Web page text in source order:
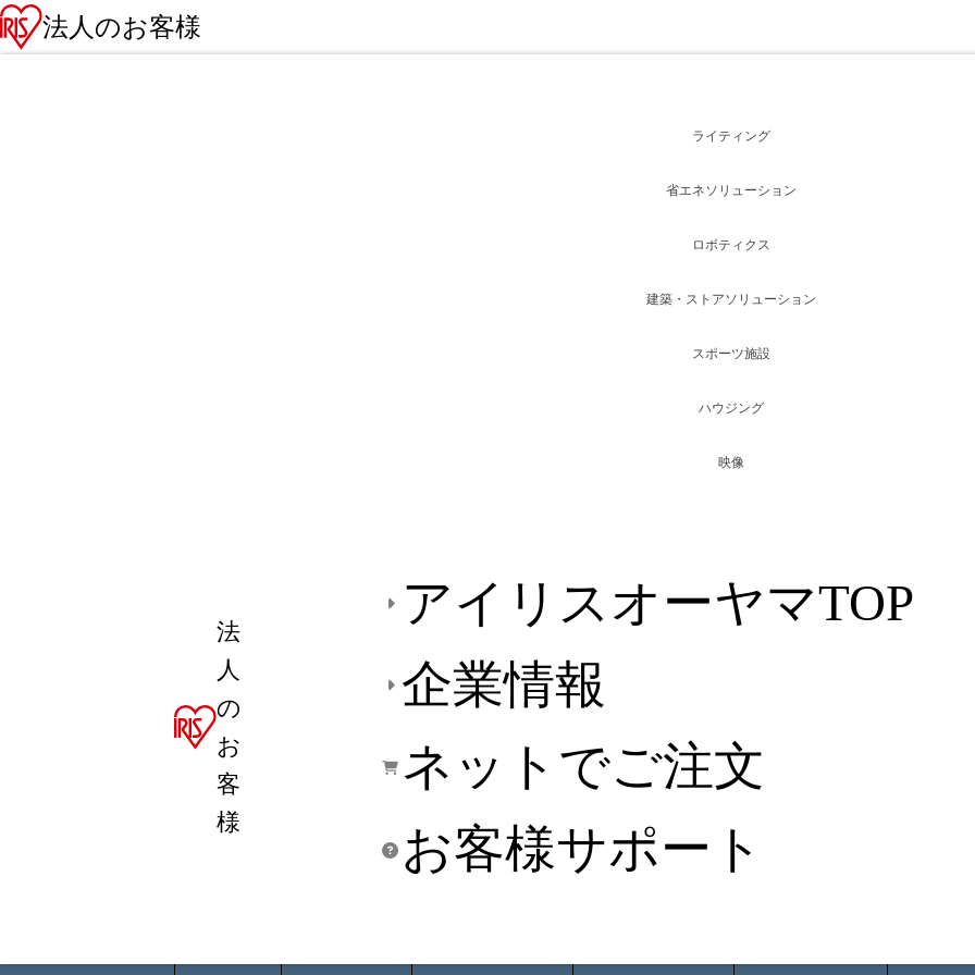
法人のお客様
法
人
の
お
客
様
アイリスオーヤマTOP
企業情報
ネットでご注文
お客様サポート
ライティング
省エネソリューション
ロボティクス
建築・ストアソリューション
スポーツ施設
ハウジング
映像